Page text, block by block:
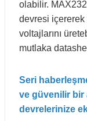
olabilir.
devresi
voltajlarını
mutlaka
Seri
ve güvenilir bir
devrelerinize